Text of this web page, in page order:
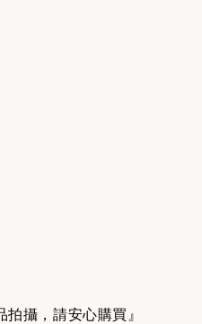
拍攝，請安心購買』